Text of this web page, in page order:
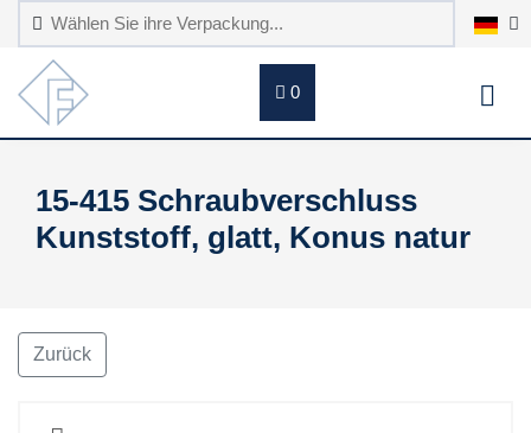
0
15-415 Schraubverschluss
Kunststoff, glatt, Konus natur
Zurück